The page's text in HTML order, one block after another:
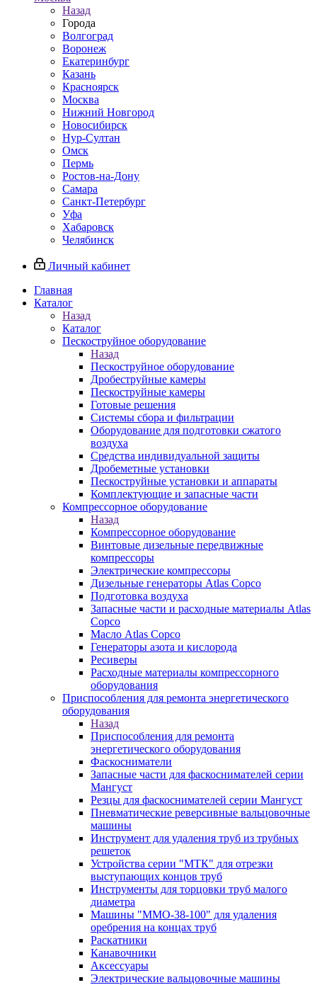
Назад
Города
Волгоград
Воронеж
Екатеринбург
Казань
Красноярск
Москва
Нижний Новгород
Новосибирск
Нур-Султан
Омск
Пермь
Ростов-на-Дону
Самара
Санкт-Петербург
Уфа
Хабаровск
Челябинск
Личный кабинет
Главная
Каталог
Назад
Каталог
Пескоструйное оборудование
Назад
Пескоструйное оборудование
Дробеструйные камеры
Пескоструйные камеры
Готовые решения
Системы сбора и фильтрации
Оборудование для подготовки сжатого
воздуха
Средства индивидуальной защиты
Дробеметные установки
Пескоструйные установки и аппараты
Комплектующие и запасные части
Компрессорное оборудование
Назад
Компрессорное оборудование
Винтовые дизельные передвижные
компрессоры
Электрические компрессоры
Дизельные генераторы Atlas Copco
Подготовка воздуха
Запасные части и расходные материалы Atlas
Copco
Масло Atlas Copco
Генераторы азота и кислорода
Ресиверы
Расходные материалы компрессорного
оборудования
Приспособления для ремонта энергетического
оборудования
Назад
Приспособления для ремонта
энергетического оборудования
Фаскосниматели
Запасные части для фаскоснимателей серии
Мангуст
Резцы для фаскоснимателей серии Мангуст
Пневматические реверсивные вальцовочные
машины
Инструмент для удаления труб из трубных
решеток
Устройства серии "МТК" для отрезки
выступающих концов труб
Инструменты для торцовки труб малого
диаметра
Машины "ММО-38-100" для удаления
оребрения на концах труб
Раскатники
Канавочники
Аксессуары
Электрические вальцовочные машины